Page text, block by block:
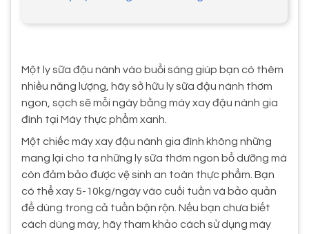
Một ly sữa đậu nành vào buổi sáng giúp bạn có thêm
nhiều năng lượng, hãy sở hữu ly sữa đậu nành thơm
ngon, sạch sẽ mỗi ngày bằng máy xay đậu nành gia
đình tại Máy thực phẩm xanh.
Một chiếc máy xay đậu nành gia đình không những
mang lại cho ta những ly sữa thơm ngon bổ dưỡng mà
còn đảm bảo được vệ sinh an toàn thực phẩm. Bạn
có thể xay 5-10kg/ngày vào cuối tuần và bảo quản
để dùng trong cả tuần bận rộn. Nếu bạn chưa biết
cách dùng máy, hãy tham khảo cách sử dụng máy